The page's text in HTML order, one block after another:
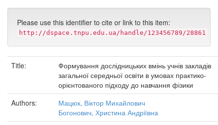
Please use this identifier to cite or link to this item:
http://dspace.tnpu.edu.ua/handle/123456789/28861
Title:
Формування дослідницьких вмінь учнів закладів
загальної середньої освіти в умовах практико-
орієнтованого підходу до навчання фізики
Authors:
Мацюк, Віктор Михайлович
Богонович, Христина Андріївна